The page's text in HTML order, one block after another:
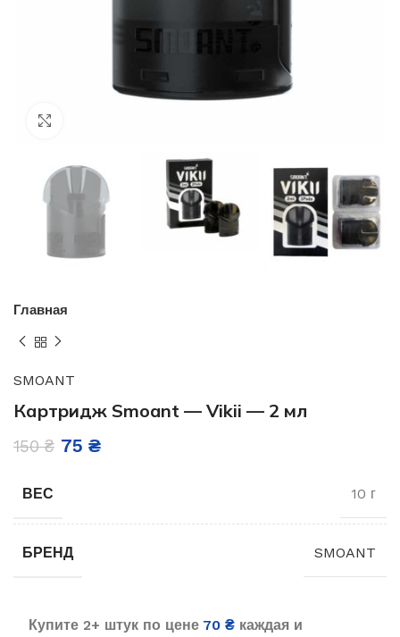
Главная
SMOANT
Картридж Smoant — Vikii — 2 мл
150₴ 75 ₴
ВЕС 10 г
БРЕНД SMOANT
Купите 2+ штук по цене 70 ₴ каждая и